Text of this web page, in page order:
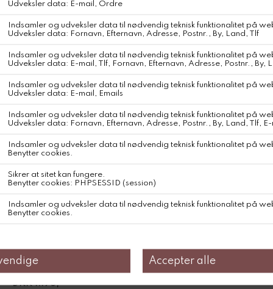
Materiale
Aiayus økologiske bomuld er enestående blød, åndbar og alsidig,
gennem en nonprofitorganisation, der samarbejder med lokale
GOTS-certificeret.
DKK 1.195,-